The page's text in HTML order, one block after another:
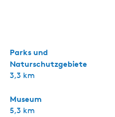
Parks und
Naturschutzgebiete
3,3 km
Museum
5,3 km